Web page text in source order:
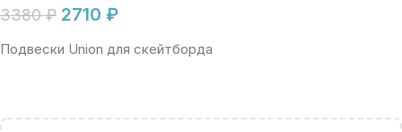
3380₽ 2710 ₽
Подвески Union для скейтборда